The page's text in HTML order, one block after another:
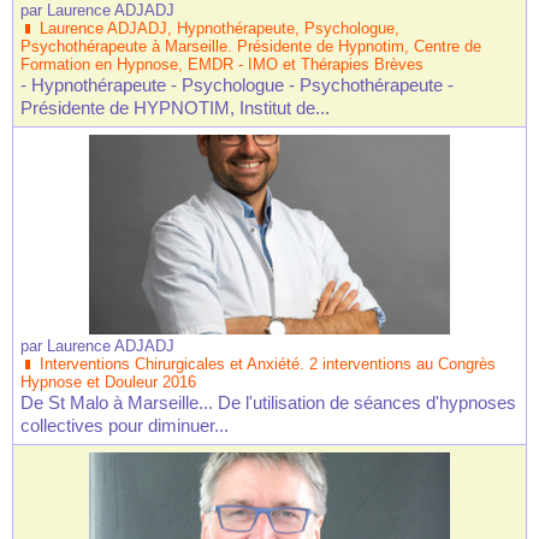
par Laurence ADJADJ
Laurence ADJADJ, Hypnothérapeute, Psychologue,
Psychothérapeute à Marseille. Présidente de Hypnotim, Centre de
Formation en Hypnose, EMDR - IMO et Thérapies Brèves
- Hypnothérapeute - Psychologue - Psychothérapeute -
Présidente de HYPNOTIM, Institut de...
par Laurence ADJADJ
Interventions Chirurgicales et Anxiété. 2 interventions au Congrès
Hypnose et Douleur 2016
De St Malo à Marseille... De l'utilisation de séances d'hypnoses
collectives pour diminuer...